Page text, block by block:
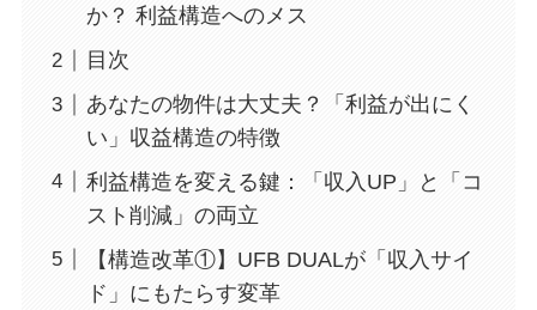
か？ 利益構造へのメス
目次
あなたの物件は大丈夫？「利益が出にく
い」収益構造の特徴
利益構造を変える鍵：「収入UP」と「コ
スト削減」の両立
【構造改革①】UFB DUALが「収入サイ
ド」にもたらす変革